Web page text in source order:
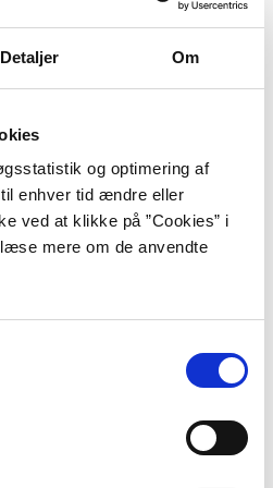
Detaljer Om
og optimering af
enhver tid ændre eller
ved at klikke på ”Cookies” i
mere om de anvendte
for at frelse universet
vores kærlighed.
frelser har brug for
beskytter, og
eneste der kan
den rolle.”
s. 285.
og
kunstnerisk bevægelse og en
Han er født i 1929 i Iqique -
Chile. Hans forældre var